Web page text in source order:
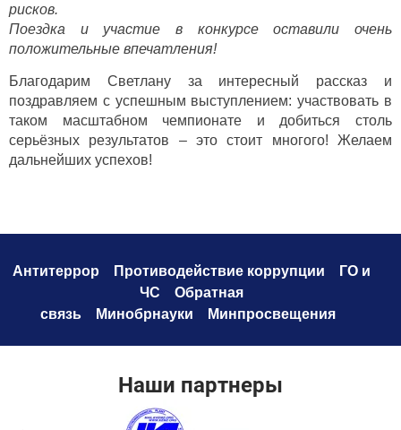
рисков.
Поездка и участие в конкурсе оставили очень
положительные впечатления!
Благодарим Светлану за интересный рассказ и
поздравляем с успешным выступлением: участвовать в
таком масштабном чемпионате и добиться столь
серьёзных результатов – это стоит многого! Желаем
дальнейших успехов!
Антитеррор Противодействие коррупции
ГО и
ЧС
Обратная
связь
Минобрнауки Минпросвещения
Наши партнеры